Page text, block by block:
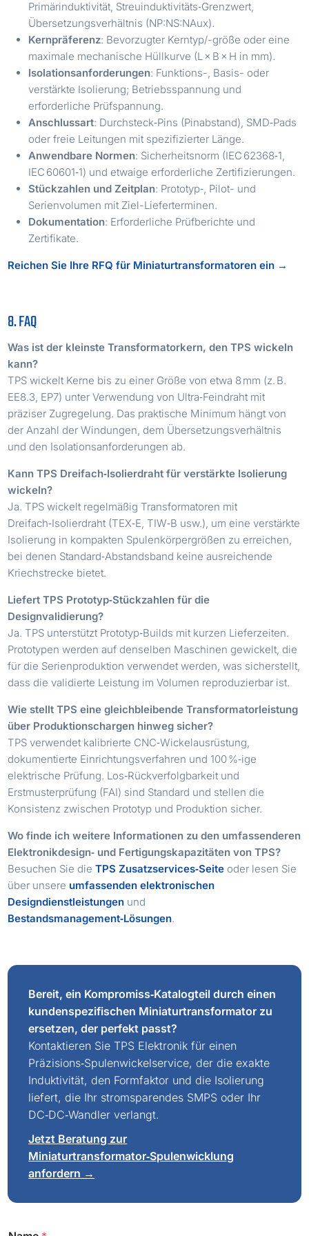
Primärinduktivität, Streuinduktivitäts‑Grenzwert,
Übersetzungsverhältnis (NP:NS:NAux).
Kernpräferenz: Bevorzugter Kerntyp/-größe oder eine
maximale mechanische Hüllkurve (L × B × H in mm).
Isolationsanforderungen: Funktions-, Basis- oder
verstärkte Isolierung; Betriebsspannung und
erforderliche Prüfspannung.
Anschlussart: Durchsteck‑Pins (Pinabstand), SMD‑Pads
oder freie Leitungen mit spezifizierter Länge.
Anwendbare Normen: Sicherheitsnorm (IEC 62368‑1,
IEC 60601‑1) und etwaige erforderliche Zertifizierungen.
Stückzahlen und Zeitplan: Prototyp‑, Pilot- und
Serienvolumen mit Ziel-Lieferterminen.
Dokumentation: Erforderliche Prüfberichte und
Zertifikate.
Reichen Sie Ihre RFQ für Miniaturtransformatoren ein →
8. FAQ
Was ist der kleinste Transformatorkern, den TPS wickeln
kann?
TPS wickelt Kerne bis zu einer Größe von etwa 8 mm (z. B.
EE8.3, EP7) unter Verwendung von Ultra‑Feindraht mit
präziser Zugregelung. Das praktische Minimum hängt von
der Anzahl der Windungen, dem Übersetzungsverhältnis
und den Isolationsanforderungen ab.
Kann TPS Dreifach‑Isolierdraht für verstärkte Isolierung
wickeln?
Ja. TPS wickelt regelmäßig Transformatoren mit
Dreifach‑Isolierdraht (TEX‑E, TIW‑B usw.), um eine verstärkte
Isolierung in kompakten Spulenkörpergrößen zu erreichen,
bei denen Standard‑Abstandsband keine ausreichende
Kriechstrecke bietet.
Liefert TPS Prototyp‑Stückzahlen für die
Designvalidierung?
Ja. TPS unterstützt Prototyp‑Builds mit kurzen Lieferzeiten.
Prototypen werden auf denselben Maschinen gewickelt, die
für die Serienproduktion verwendet werden, was sicherstellt,
dass die validierte Leistung im Volumen reproduzierbar ist.
Wie stellt TPS eine gleichbleibende Transformatorleistung
über Produktionschargen hinweg sicher?
TPS verwendet kalibrierte CNC‑Wickelausrüstung,
dokumentierte Einrichtungsverfahren und 100 %‑ige
elektrische Prüfung. Los‑Rückverfolgbarkeit und
Erstmusterprüfung (FAI) sind Standard und stellen die
Konsistenz zwischen Prototyp und Produktion sicher.
Wo finde ich weitere Informationen zu den umfassenderen
Elektronikdesign‑ und Fertigungskapazitäten von TPS?
Besuchen Sie dieTPS Zusatzservices‑Seite oder lesen Sie
über unsere umfassenden elektronischen
Designdienstleistungen und
Bestandsmanagement‑Lösungen.
Bereit, ein Kompromiss‑Katalogteil durch einen
kundenspezifischen Miniaturtransformator zu
ersetzen, der perfekt passt?
Kontaktieren Sie TPS Elektronik für einen
Präzisions‑Spulenwickelservice, der die exakte
Induktivität, den Formfaktor und die Isolierung
liefert, die Ihr stromsparendes SMPS oder Ihr
DC‑DC‑Wandler verlangt.
Jetzt Beratung zur
Miniaturtransformator‑Spulenwicklung
anfordern →